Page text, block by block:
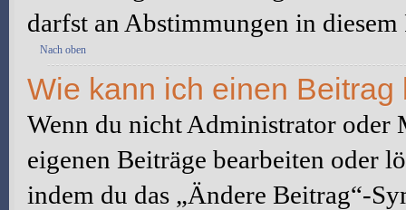
darfst an Abstimmungen in
Nach oben
Wie kann ich einen
Wenn du nicht Administrator oder
eigenen Beiträge bearbeiten oder
indem du das „Ändere Beitrag“-